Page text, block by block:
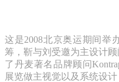
这是2008北京奥运期间举
筹，靳与刘受邀为主设计
了丹麦著名品牌顾问
展览做主视觉以及系统设